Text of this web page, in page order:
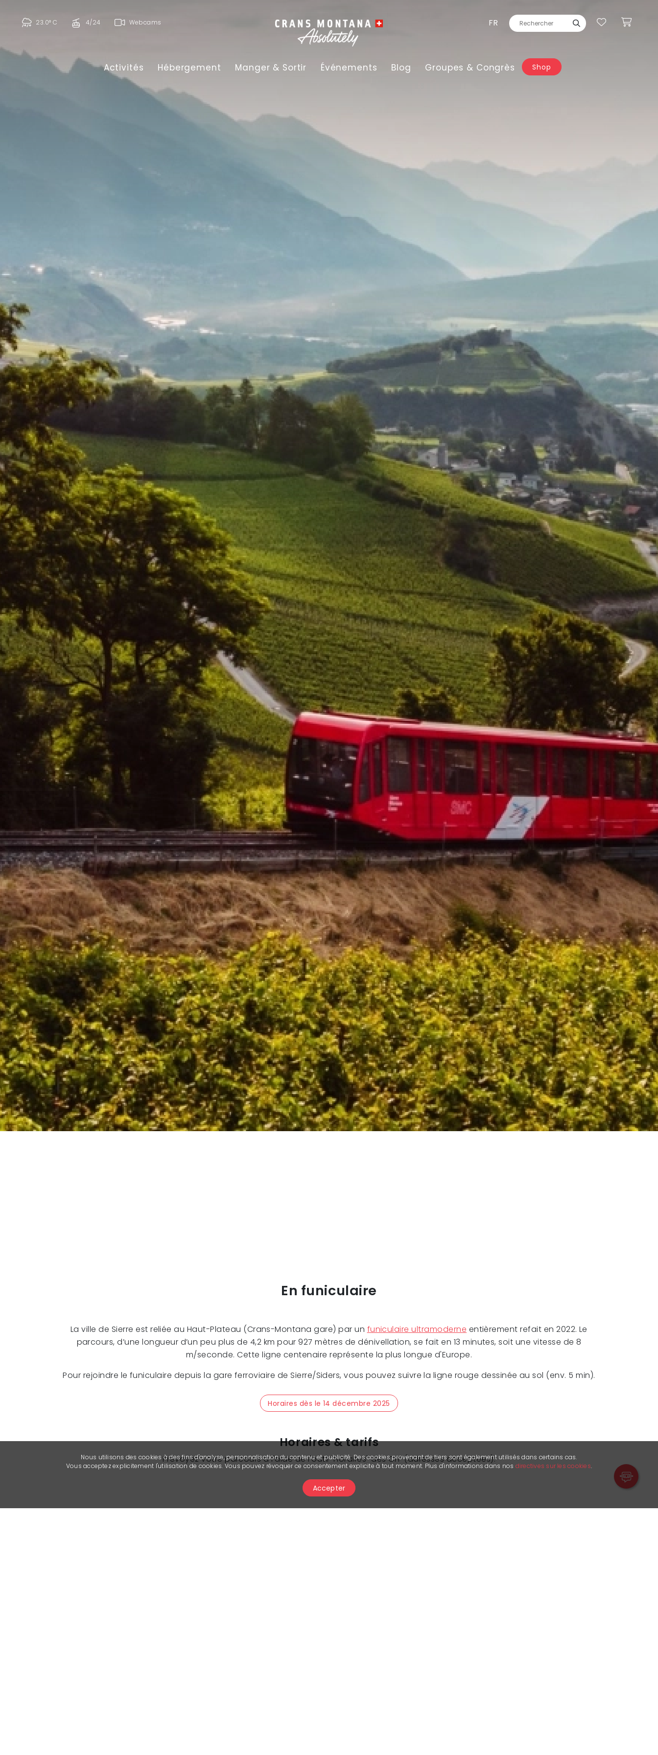
23.0° C 4/24 Webcams FR
Activités Hébergement Manger & Sortir Événements Blog Groupes & Congrès Shop
En funiculaire
La ville de Sierre est reliée au Haut-Plateau (Crans-Montana gare) par un funiculaire ultramoderne entièrement refait en 2022. Le
parcours, d’une longueur d’un peu plus de 4,2 km pour 927 mètres de dénivellation, se fait en 13 minutes, soit une vitesse de 8
m/seconde. Cette ligne centenaire représente la plus longue d'Europe.
Pour rejoindre le funiculaire depuis la gare ferroviaire de Sierre/Siders, vous pouvez suivre la ligne rouge dessinée au sol (env. 5 min).
Horaires dès le 14 décembre 2025
Horaires & tarifs
Prévoyez votre parcours à l'aide de l'outil "Horaires" des CFF (adresses acceptées):
Nous utilisons des cookies à des fins d'analyse, personnalisation du contenu et publicité. Des cookies provenant de tiers sont également utilisés dans certains cas.
Vous acceptez explicitement l'utilisation de cookies. Vous pouvez révoquer ce consentement explicite à tout moment. Plus d'informations dans nos directives sur les cookies.
Accepter